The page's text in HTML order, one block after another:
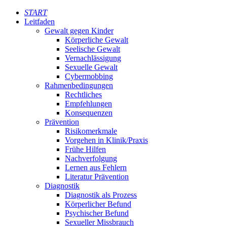
START
Leitfaden
Gewalt gegen Kinder
Körperliche Gewalt
Seelische Gewalt
Vernachlässigung
Sexuelle Gewalt
Cybermobbing
Rahmenbedingungen
Rechtliches
Empfehlungen
Konsequenzen
Prävention
Risikomerkmale
Vorgehen in Klinik/Praxis
Frühe Hilfen
Nachverfolgung
Lernen aus Fehlern
Literatur Prävention
Diagnostik
Diagnostik als Prozess
Körperlicher Befund
Psychischer Befund
Sexueller Missbrauch